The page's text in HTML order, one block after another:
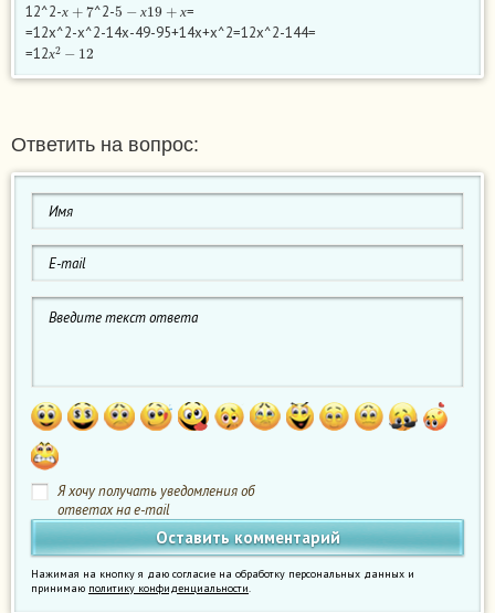
12^2- ^2-
=
=12х^2-х^2-14х-49-95+14х+х^2=12х^2-144=
=12 х2 12
Ответить на вопрос:
Я хочу получать уведомления об
ответах на e-mail
Нажимая на кнопку я даю согласие на обработку персональных данных и
принимаю политику конфиденциальности.